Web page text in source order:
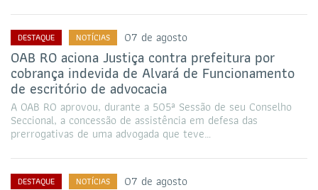
DESTAQUE NOTÍCIAS 07 de agosto
OAB RO aciona Justiça contra prefeitura por
cobrança indevida de Alvará de Funcionamento
de escritório de advocacia
A OAB RO aprovou, durante a 505ª Sessão de seu Conselho
Seccional, a concessão de assistência em defesa das
prerrogativas de uma advogada que teve…
DESTAQUE NOTÍCIAS 07 de agosto